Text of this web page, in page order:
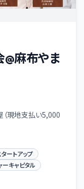
麻布やま
現地支払い5,000
ートアップ
ーキャピタル